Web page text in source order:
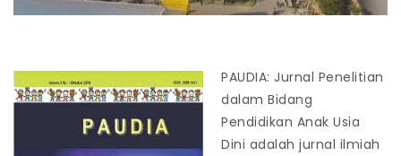
PAUDIA: Jurnal Penelitian
dalam Bidang
Pendidikan Anak Usia
Dini adalah jurnal ilmiah